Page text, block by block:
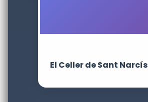
El Celler de Sant Narcís